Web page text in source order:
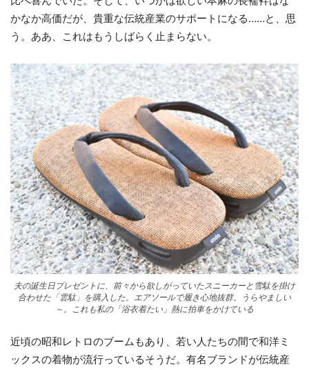
かなか高価だが、貴重な伝統産業のサポートになる……と、思
う。ああ、これはもうしばらく止まらない。
夫の誕生日プレゼントに、前々から欲しがっていたスニーカーと雪駄を掛け
合わせた「雲駄」を購入した。エアソールで履き心地抜群。うらやましい
～。これも私の「浴衣着たい」熱に拍車をかけている
近頃の昭和レトロのブームもあり、若い人たちの間で和洋ミ
ックスの着物が流行っているそうだ。有名ブランドが伝統産